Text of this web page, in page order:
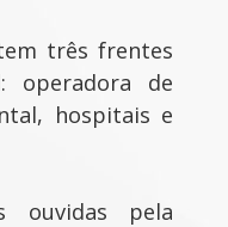
três frentes
operadora de
hospitais e
ouvidas pela